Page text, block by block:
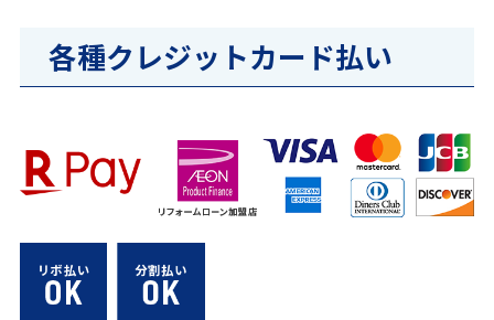
各種クレジットカード払い